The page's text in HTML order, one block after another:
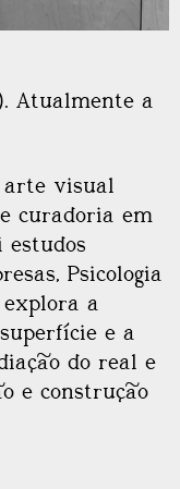
Atualmente a
arte visual
curadoria em
estudos
Psicologia
a
e a
do real e
e construção